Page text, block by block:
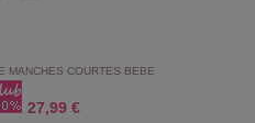
MANCHES COURTES BEBE
27,99 €